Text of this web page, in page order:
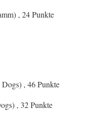
, 24 Punkte
, 46 Punkte
, 32 Punkte